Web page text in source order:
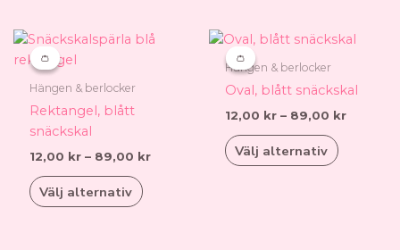
produktsidan
👛
👛
Hängen & berlocker
Rektangel, blått
snäckskal
12,00 kr – 89,00 kr
Prisintervall:
Välj alternativ
Den
här
produkten
De
olika
alternativen
👛
👛
Hängen & berlocker
Oval, blått snäckskal
12,00 kr – 89,00 kr
89,00
Välj alternativ
Den
här
flera
varianter.
De